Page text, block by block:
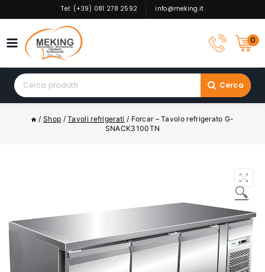
to
Tel: (+39) 081 278 2592 info@meking.it
0
Search
for:
Cerca
/ Shop / Tavoli refrigerati / Forcar – Tavolo refrigerato G-
SNACK3100TN
🔍